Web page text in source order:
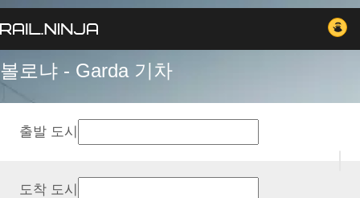
볼로냐 - Garda 기차
출발 도시
도착 도시